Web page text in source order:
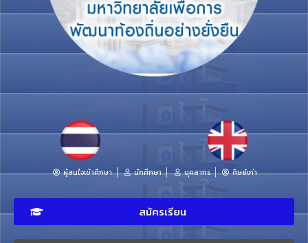
ผู้สนใจเข้าศึกษา นักศึกษา บุคลากร ศิษย์เก่า
สมัครเรียน